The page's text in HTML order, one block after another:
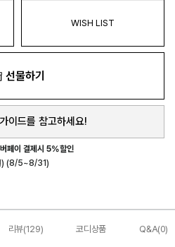
WISH LIST
선물하기
이드를 참고하세요!
페이 결제시 5%할인
) (8/5~8/31)
리뷰(129) 코디상품 Q&A(0)